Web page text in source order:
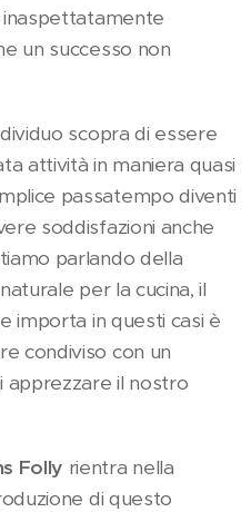
un successo non
scopra di essere
attività in maniera quasi
passatempo diventi
soddisfazioni anche
parlando della
per la cucina, il
importa in questi casi è
condiviso con un
apprezzare il nostro
Folly rientra nella
di questo